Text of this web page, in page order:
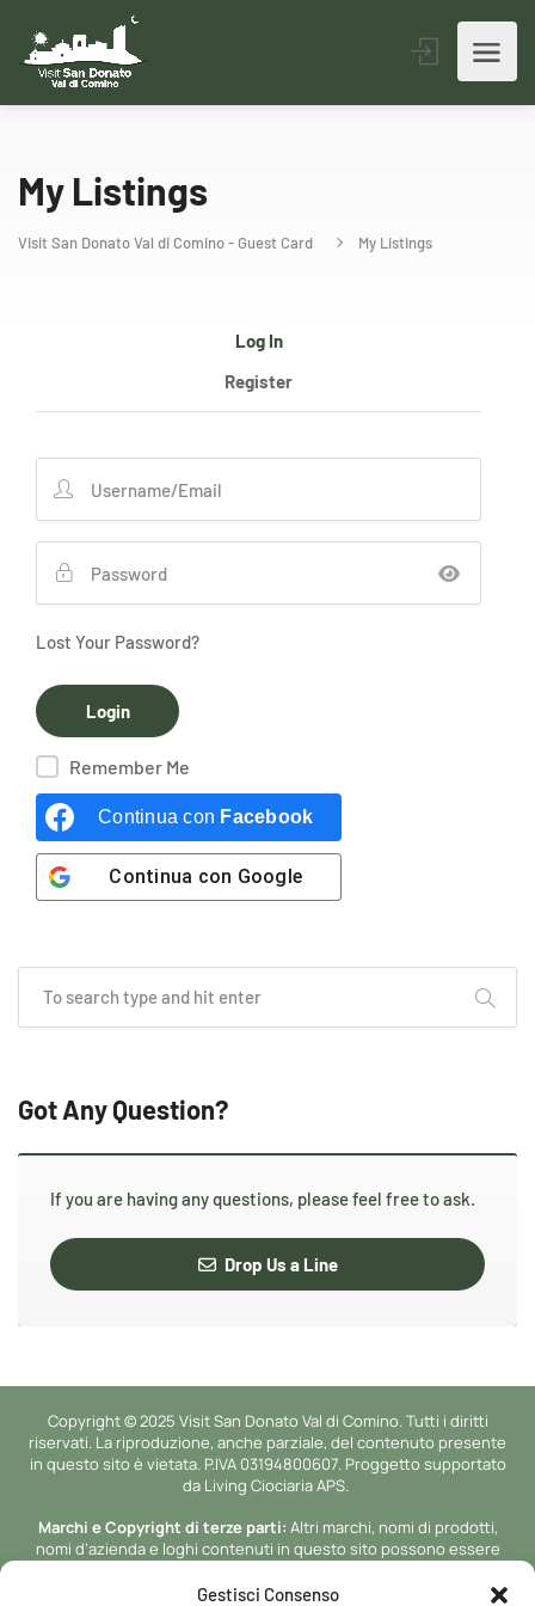
Gestisci Consenso
My Listings
Visit San Donato Val di Comino - Guest Card My Listings
Log In
Register
Lost Your Password?
Remember Me
Continua con Facebook
Continua con Google
Got Any Question?
If you are having any questions, please feel free to ask.
Drop Us a Line
Copyright © 2025 Visit San Donato Val di Comino. Tutti i diritti
riservati. La riproduzione, anche parziale, del contenuto presente
in questo sito è vietata. P.IVA 03194800607. Proggetto supportato
da Living Ciociaria APS.
Marchi e Copyright di terze parti: Altri marchi, nomi di prodotti,
nomi d’azienda e loghi contenuti in questo sito possono essere